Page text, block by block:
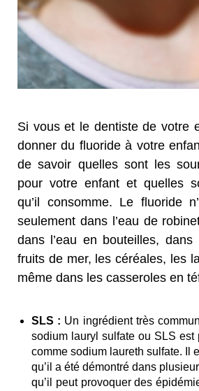
Si vous et le dentiste de votre
donner du fluoride à votre
de savoir quelles sont les
pour votre enfant et quelles
qu’il consomme. Le fluoride
seulement dans l’eau de
dans l’eau en bouteilles,
fruits de mer, les céréales, les
même dans les casseroles en
SLS : Un ingrédient très
sodium lauryl sulfate ou SLS est
comme sodium laureth sulfate. Il
qu’il a été démontré dans
qu’il peut provoquer des